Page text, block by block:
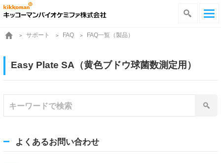
サポート FAQ FAQ一覧（製品）
Easy Plate SA（黄色ブドウ球菌数測定用）
よくあるお問い合わせ